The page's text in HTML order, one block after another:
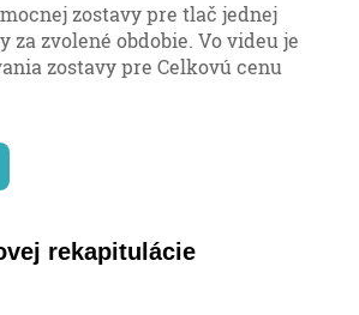
zostavy pre tlač jednej
za zvolené obdobie. Vo videu je
zostavy pre Celkovú cenu
rekapitulácie